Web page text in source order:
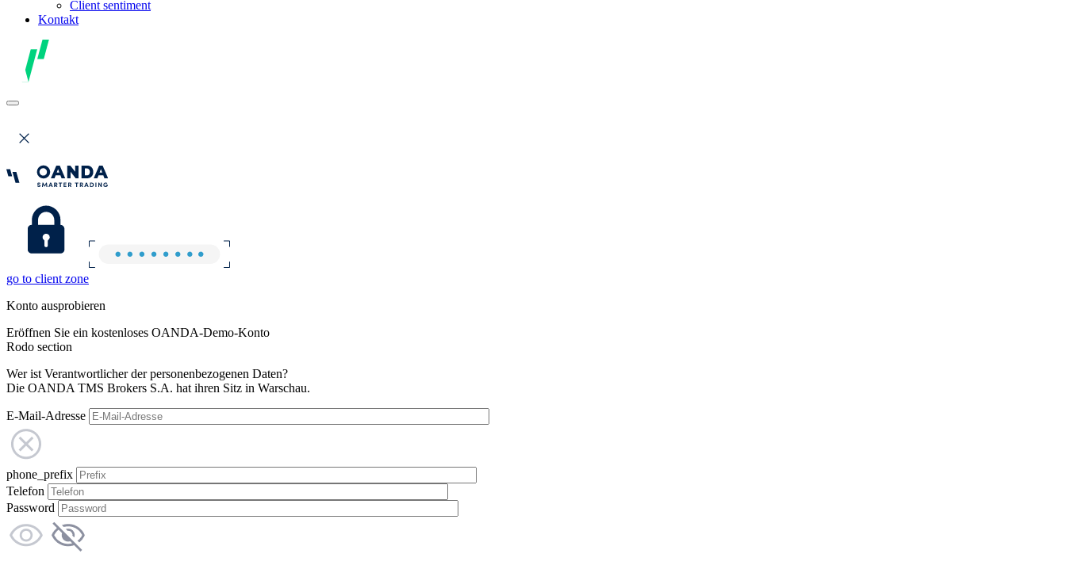
Client sentiment
Kontakt
go to client zone
Konto ausprobieren
Eröffnen Sie ein kostenloses OANDA-Demo-Konto
Rodo section
Wer ist Verantwortlicher der personenbezogenen Daten?
Die OANDA TMS Brokers S.A. hat ihren Sitz in Warschau.
E-Mail-Adresse
phone_prefix
Telefon
Password